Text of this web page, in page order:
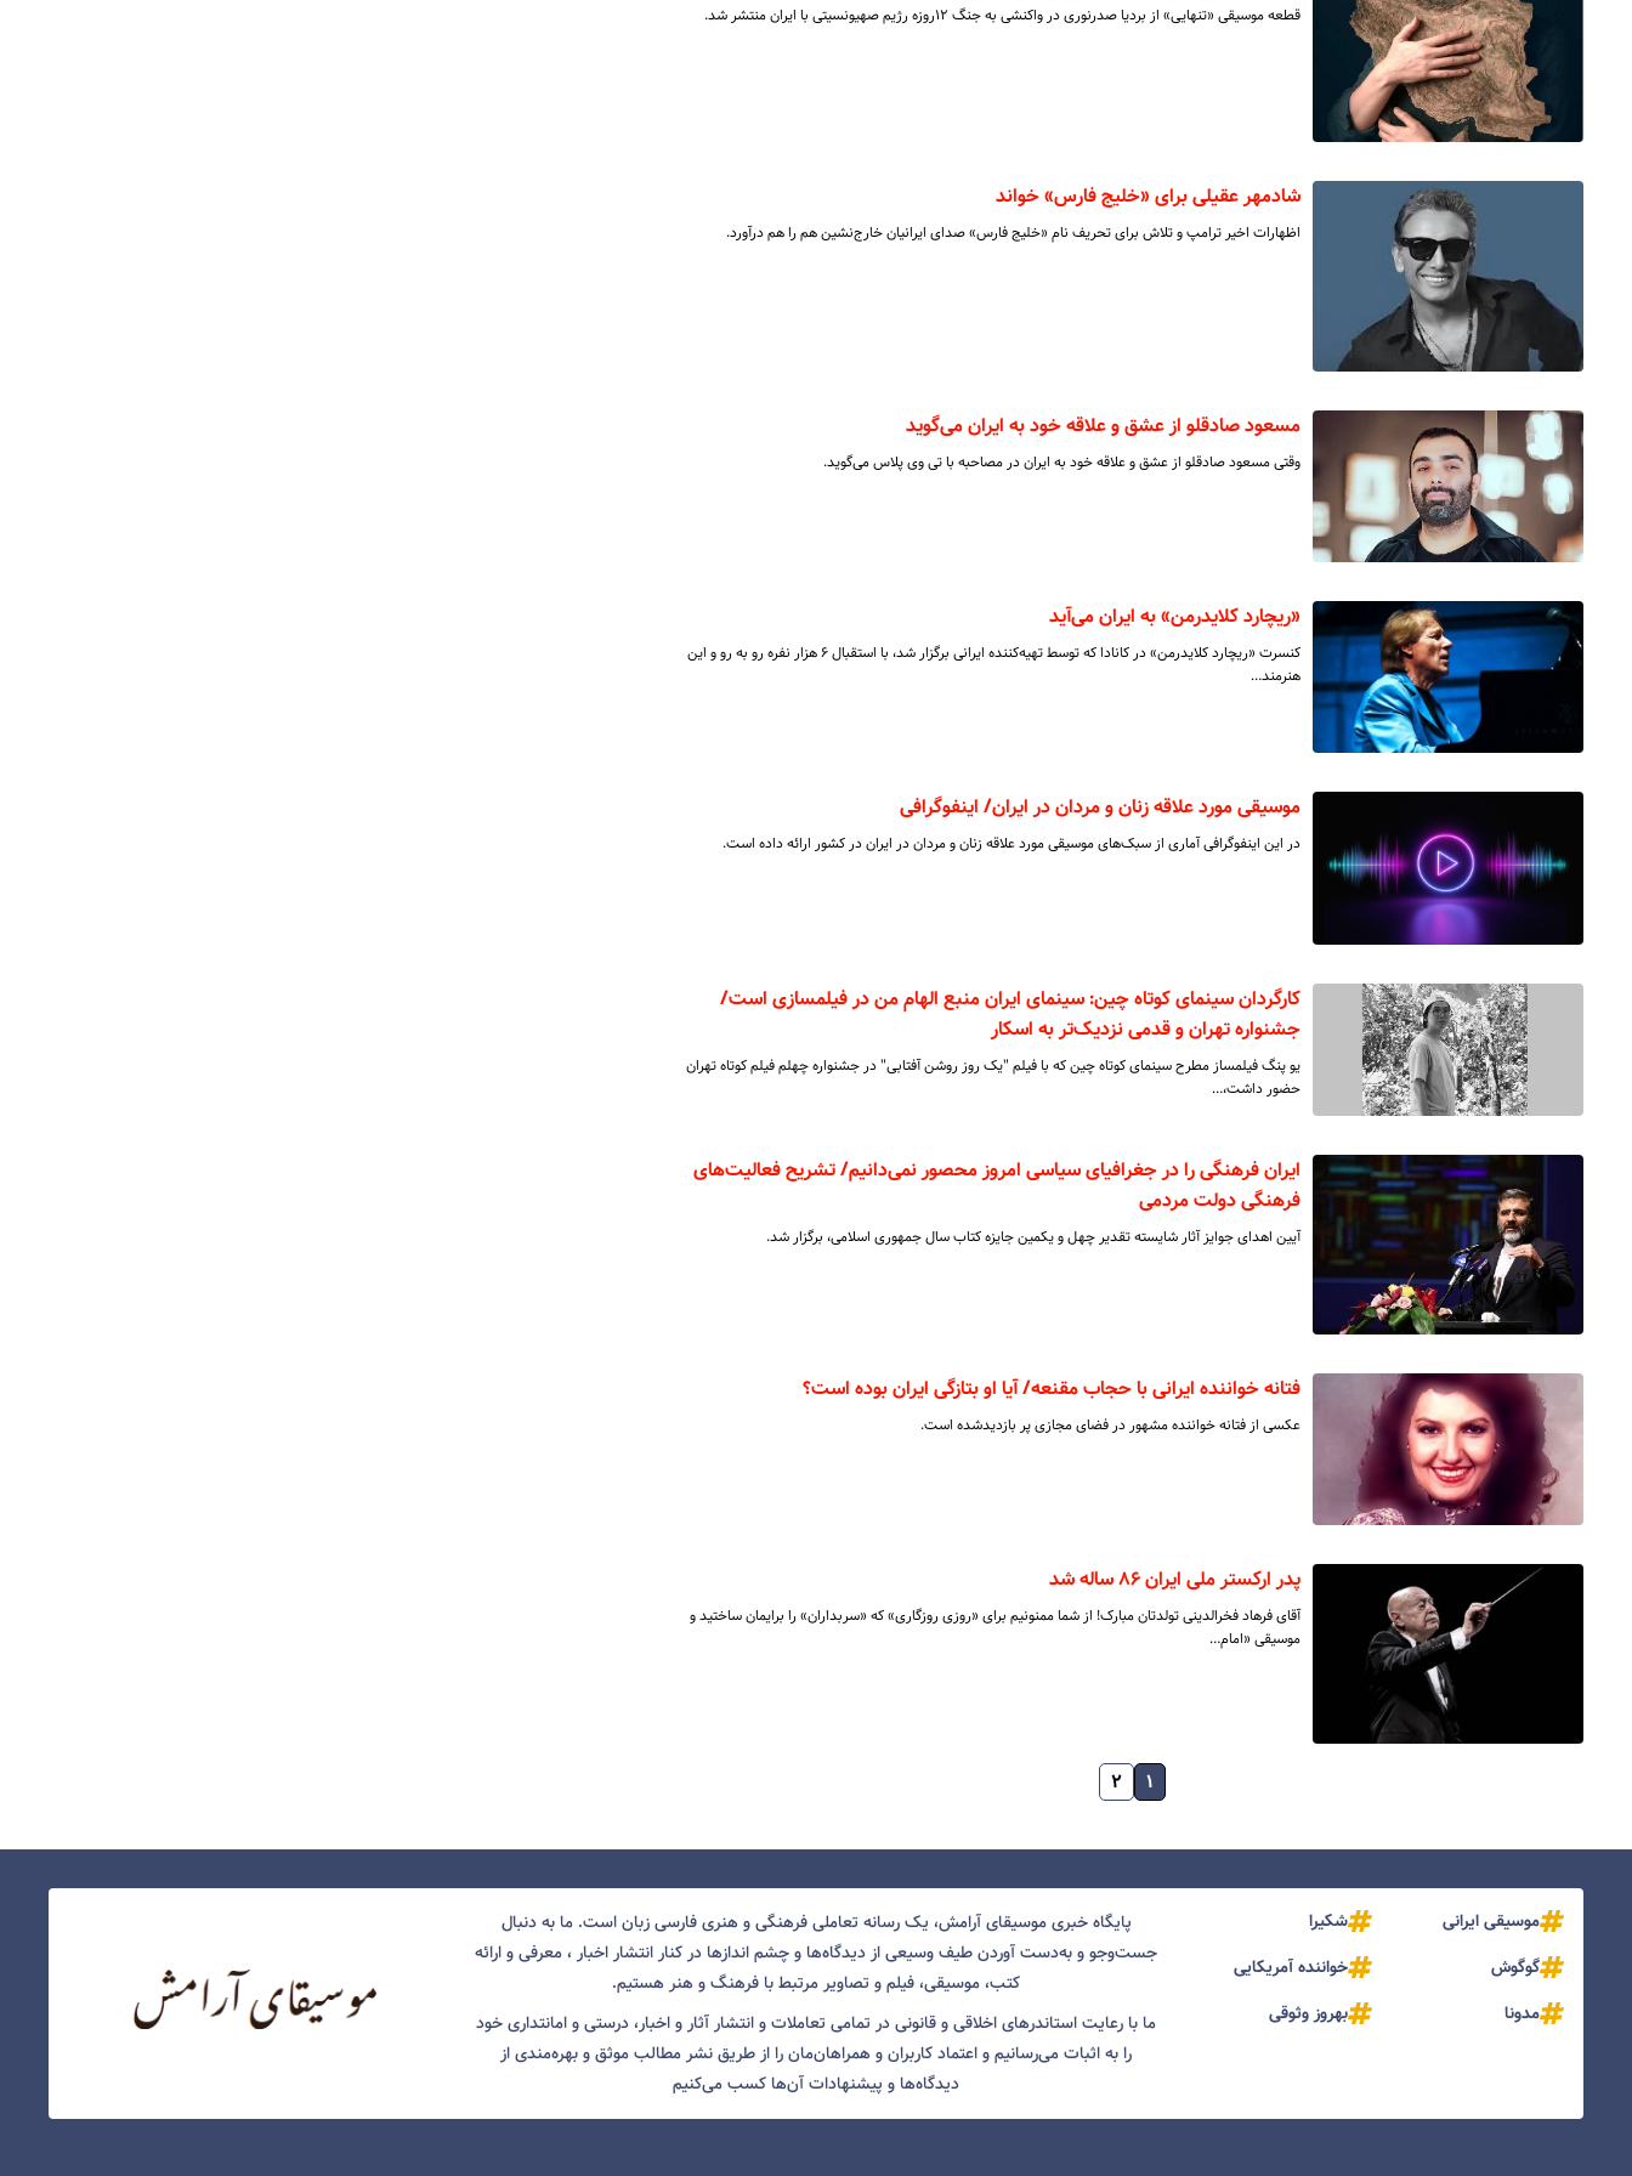
قطعه موسیقی «تنهایی» از بردیا صدرنوری در واکنشی به جنگ ۱۲روزه رژیم صهیونسیتی با ایران منتشر شد.
شادمهر عقیلی برای «خلیج فارس» خواند
اظهارات اخیر ترامپ و تلاش برای تحریف نام «خلیج فارس» صدای ایرانیان خارج‌نشین هم را هم درآورد.
مسعود صادقلو از عشق و علاقه خود به ایران می‌گوید
وقتی مسعود صادقلو از عشق و علاقه خود به ایران در مصاحبه با تی وی پلاس می‌گوید.
«ریچارد کلایدرمن» به ایران می‌آید
کنسرت «ریچارد کلایدرمن» در کانادا که توسط تهیه‌کننده ایرانی برگزار شد، با استقبال ۶ هزار نفره رو به رو و این
هنرمند…
موسیقی مورد علاقه زنان و مردان در ایران/ اینفوگرافی
در این اینفوگرافی آماری از سبک‌های موسیقی مورد علاقه زنان و مردان در ایران در کشور ارائه داده است.
کارگردان سینمای کوتاه چین: سینمای ایران منبع الهام من در فیلمسازی است/
جشنواره تهران و قدمی نزدیک‌تر به اسکار
یو پنگ فیلمساز مطرح سینمای کوتاه چین که با فیلم "یک روز روشن آفتابی" در جشنواره چهلم فیلم کوتاه تهران
حضور داشت،…
ایران فرهنگی را در جغرافیای سیاسی امروز محصور نمی‌دانیم/ تشریح فعالیت‌های
فرهنگی دولت مردمی
آیین اهدای جوایز آثار شایسته تقدیر چهل و یکمین جایزه کتاب سال جمهوری اسلامی، برگزار شد.
فتانه خواننده ایرانی با حجاب مقنعه/ آیا او بتازگی ایران بوده است؟
عکسی از فتانه خواننده مشهور در فضای مجازی پر بازدیدشده است.
پدر ارکستر ملی ایران ۸۶ ساله شد
آقای فرهاد فخرالدینی تولدتان مبارک! از شما ممنونیم برای «روزی روزگاری» که «سربداران» را برایمان ساختید و
موسیقی «امام…
۱ ۲
موسیقی ایرانی
شکیرا
گوگوش
خواننده آمریکایی
مدونا
بهروز وثوقی
پایگاه خبری موسیقای آرامش، یک رسانه تعاملی فرهنگی و هنری فارسی زبان است. ما به دنبال
جست‌و‌جو و به‌دست آوردن طیف وسیعی از دیدگاه‌ها و چشم انداز‌ها در کنار انتشار اخبار ، معرفی و ارائه
کتب، موسیقی، فیلم و تصاویر مرتبط با فرهنگ و هنر هستیم.
ما با رعایت استاندرهای اخلاقی و قانونی در تمامی تعاملات و انتشار آثار و اخبار، درستی و امانتداری خود
را به اثبات می‌رسانیم و اعتماد کاربران و همراهان‌مان را از طریق نشر مطالب موثق و بهره‌مندی از
دیدگاه‌ها و پیشنهادات آن‌ها کسب می‌کنیم